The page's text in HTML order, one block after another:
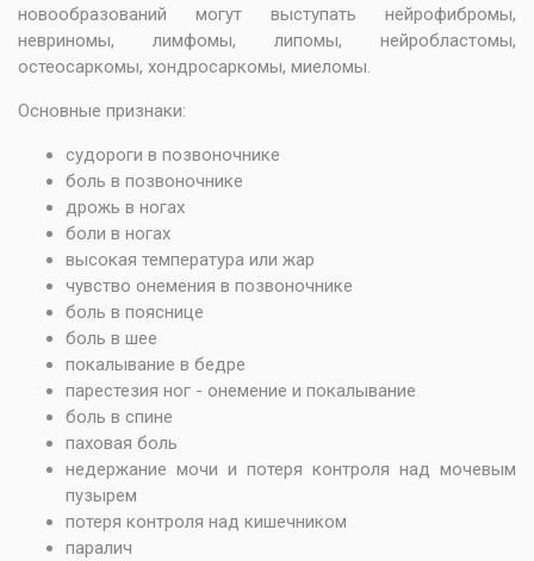
новообразований могут выступать нейрофибромы,
невриномы, лимфомы, липомы, нейробластомы,
остеосаркомы, хондросаркомы, миеломы.
Основные признаки:
судороги в позвоночнике
боль в позвоночнике
дрожь в ногах
боли в ногах
высокая температура или жар
чувство онемения в позвоночнике
боль в пояснице
боль в шее
покалывание в бедре
парестезия ног - онемение и покалывание
боль в спине
паховая боль
недержание мочи и потеря контроля над мочевым
пузырем
потеря контроля над кишечником
паралич